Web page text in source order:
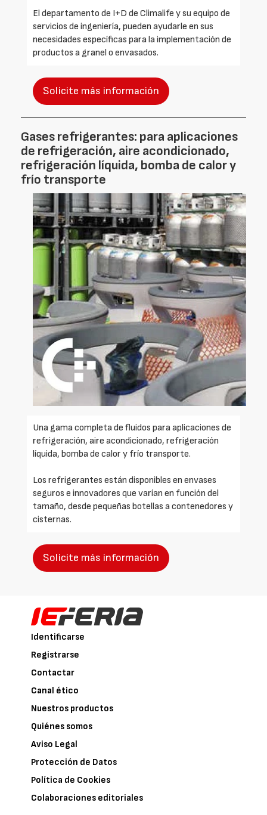
El departamento de I+D de Climalife y su equipo de
servicios de ingeniería, pueden ayudarle en sus
necesidades específicas para la implementación de
productos a granel o envasados.
Solicite más información
Gases refrigerantes: para aplicaciones
de refrigeración, aire acondicionado,
refrigeración líquida, bomba de calor y
frío transporte
Una gama completa de fluidos para aplicaciones de
refrigeración, aire acondicionado, refrigeración
líquida, bomba de calor y frío transporte.
Los refrigerantes están disponibles en envases
seguros e innovadores que varían en función del
tamaño, desde pequeñas botellas a contenedores y
cisternas.
Solicite más información
Identificarse
Registrarse
Contactar
Canal ético
Nuestros productos
Quiénes somos
Aviso Legal
Protección de Datos
Política de Cookies
Colaboraciones editoriales